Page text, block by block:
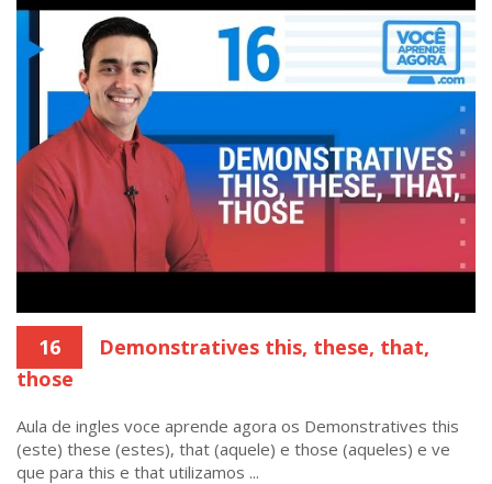
16
Demonstratives this, these, that,
those
Aula de ingles voce aprende agora os Demonstratives this
(este) these (estes), that (aquele) e those (aqueles) e ve
que para this e that utilizamos ...